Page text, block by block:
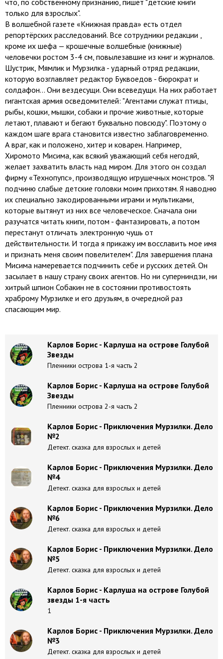
что, по собственному признанию, пишет "детские книги
только для взрослых".
В волшебной газете «Книжная правда» есть отдел
репортёрских расследований. Все сотрудники редакции ,
кроме их шефа — крошечные волшебные (книжные)
человечки ростом 3-4 см, повылезавшие из книг и журналов.
Шустрик, Мямлик и Мурзилка - ударный отряд редакции,
которую возглавляет редактор Буквоедов - бюрократ и
солдафон... Они вездесущи. Они всеведущи. На них работает
гигантская армия осведомителей: "Агентами служат птицы,
рыбы, кошки, мышки, собаки и прочие животные, которые
летают, плавают и бегают буквально повсюду". Поэтому о
каждом шаге врага становится известно заблаговременно.
А враг, как и положено, хитер и коварен. Например,
Хиромото Мисима, как всякий уважающий себя негодяй,
желает захватить власть над миром. Для этого он создал
фирму «Технопупс», производящую игрушечных монстров. "Я
подчиню слабые детские головки моим прихотям. Я наводню
их специально закодированными играми и мультиками,
которые вытянут из них все человеческое. Сначала они
разучатся читать книги, потом - фантазировать, а потом
перестанут отличать электронную чушь от
действительности. И тогда я прикажу им восславить мое имя
и признать меня своим повелителем". Для завершения плана
Мисима намеревается подчинить себе и русских детей. Он
засылает в нашу страну своих агентов. Но ни суперниндзи, ни
хитрый шпион Собакин не в состоянии противостоять
храброму Мурзилке и его друзьям, в очередной раз
спасающим мир.
Карлов Борис - Карлуша на острове Голубой
Звезды
Пленники острова 1-я часть 2
Карлов Борис - Карлуша на острове Голубой
Звезды
Пленники острова 2-я часть 2
Карлов Борис - Приключения Мурзилки. Дело
№2
Детект. сказка для взрослых и детей
Карлов Борис - Приключения Мурзилки. Дело
№4
Детект. сказка для взрослых и детей
Карлов Борис - Приключения Мурзилки. Дело
№6
Детект. сказка для взрослых и детей
Карлов Борис - Приключения Мурзилки. Дело
№5
Детект. сказка для взрослых и детей
Карлов Борис - Карлуша на острове Голубой
звезды 1-я часть
1
Карлов Борис - Приключения Мурзилки. Дело
№3
Детект. сказка для взрослых и детей